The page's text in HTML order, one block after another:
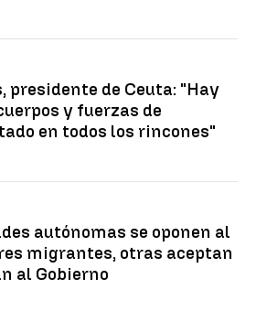
presidente de Ceuta: "Hay
y fuerzas de
en todos los rincones"
autónomas se oponen al
migrantes, otras aceptan
al Gobierno